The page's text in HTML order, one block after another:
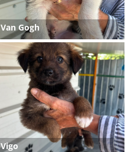
Van Gogh
Vigo